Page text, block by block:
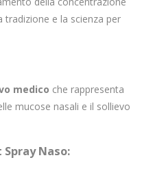
tradizione e la scienza per
medico che rappresenta
mucose nasali e il sollievo
Naso: